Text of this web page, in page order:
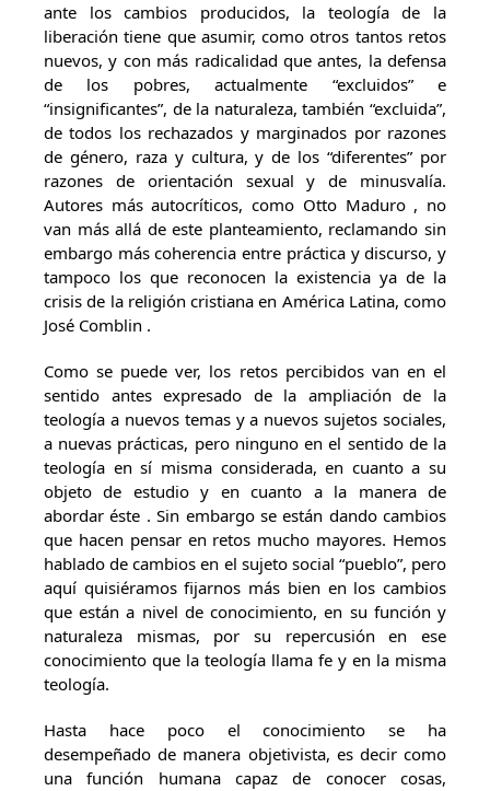
ante los cambios producidos, la teología de la
liberación tiene que asumir, como otros tantos retos
nuevos, y con más radicalidad que antes, la defensa
de los pobres, actualmente “excluidos” e
“insignificantes”, de la naturaleza, también “excluida”,
de todos los rechazados y marginados por razones
de género, raza y cultura, y de los “diferentes” por
razones de orientación sexual y de minusvalía.
Autores más autocríticos, como Otto Maduro , no
van más allá de este planteamiento, reclamando sin
embargo más coherencia entre práctica y discurso, y
tampoco los que reconocen la existencia ya de la
crisis de la religión cristiana en América Latina, como
José Comblin .
Como se puede ver, los retos percibidos van en el
sentido antes expresado de la ampliación de la
teología a nuevos temas y a nuevos sujetos sociales,
a nuevas prácticas, pero ninguno en el sentido de la
teología en sí misma considerada, en cuanto a su
objeto de estudio y en cuanto a la manera de
abordar éste . Sin embargo se están dando cambios
que hacen pensar en retos mucho mayores. Hemos
hablado de cambios en el sujeto social “pueblo”, pero
aquí quisiéramos fijarnos más bien en los cambios
que están a nivel de conocimiento, en su función y
naturaleza mismas, por su repercusión en ese
conocimiento que la teología llama fe y en la misma
teología.
Hasta hace poco el conocimiento se ha
desempeñado de manera objetivista, es decir como
una función humana capaz de conocer cosas,